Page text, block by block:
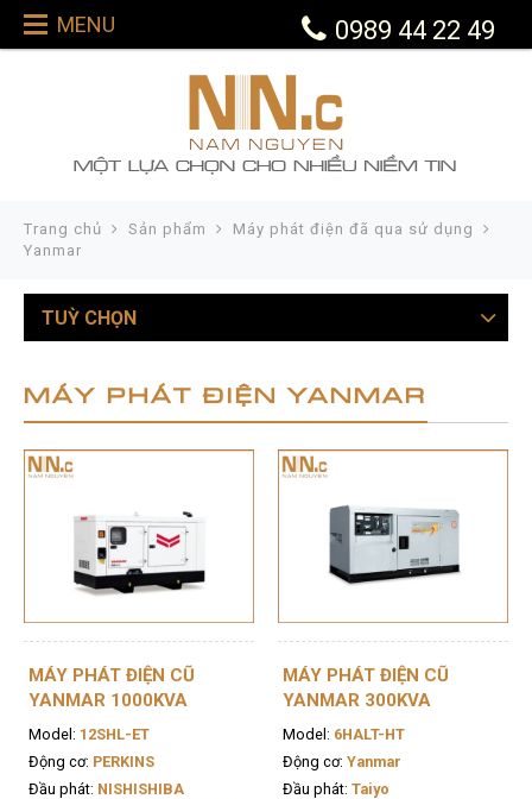
MENU 0989 44 22 49
Trang chủ Sản phẩm
Máy phát điện đã qua sử dụng
Yanmar
TUỲ CHỌN
MÁY PHÁT ĐIỆN YANMAR
MÁY PHÁT ĐIỆN CŨ
YANMAR 1000KVA
Model: 12SHL-ET
Động cơ: PERKINS
Đầu phát: NISHISHIBA
MÁY PHÁT ĐIỆN CŨ
YANMAR 300KVA
Model: 6HALT-HT
Động cơ: Yanmar
Đầu phát: Taiyo